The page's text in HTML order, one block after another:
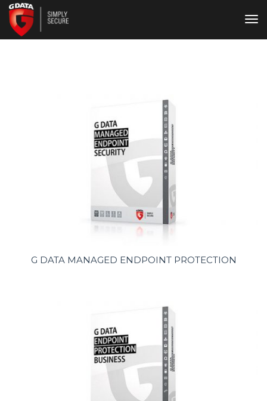
תפריט
G DATA MANAGED ENDPOINT PROTECTION